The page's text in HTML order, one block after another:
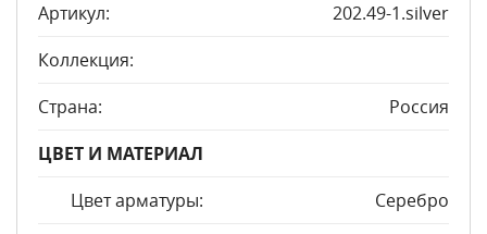
Артикул:
202.49-1.silver
Коллекция:
Страна:
Россия
ЦВЕТ И МАТЕРИАЛ
Цвет арматуры:
Серебро